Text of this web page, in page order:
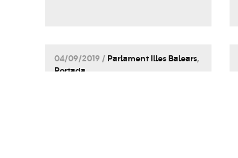
04/09/2019 / Parlament Illes Balears,
Portada